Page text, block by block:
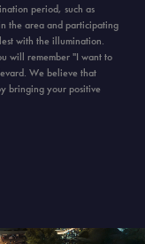
period, such as
the area and participating
with the illumination.
will remember "I want to
We believe that
bringing your positive